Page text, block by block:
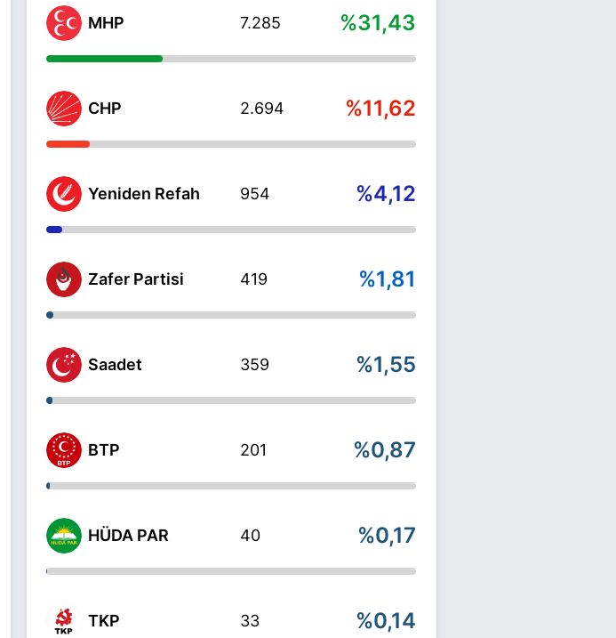
MHP 7.285 %31,43
CHP 2.694 %11,62
Yeniden Refah 954 %4,12
Zafer Partisi 419 %1,81
Saadet 359 %1,55
BTP 201 %0,87
HÜDA PAR 40 %0,17
TKP 33 %0,14